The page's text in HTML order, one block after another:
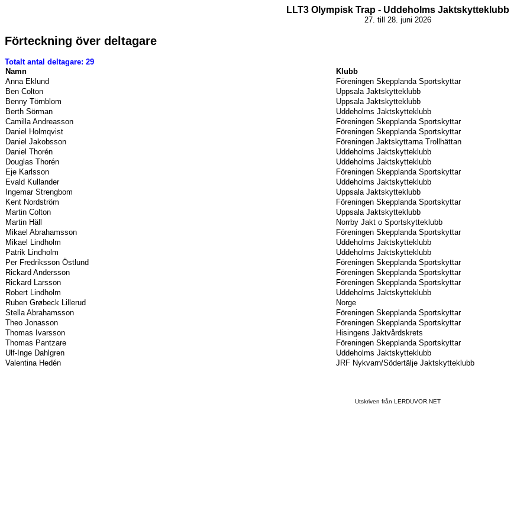
LLT3 Olympisk Trap - Uddeholms Jaktskytteklubb
27. till 28. juni 2026
Förteckning över deltagare
Totalt antal deltagare: 29
Namn
Klubb
Anna Eklund
Föreningen Skepplanda Sportskyttar
Ben Colton
Uppsala Jaktskytteklubb
Benny Törnblom
Uppsala Jaktskytteklubb
Berth Sörman
Uddeholms Jaktskytteklubb
Camilla Andreasson
Föreningen Skepplanda Sportskyttar
Daniel Holmqvist
Föreningen Skepplanda Sportskyttar
Daniel Jakobsson
Föreningen Jaktskyttarna Trollhättan
Daniel Thorén
Uddeholms Jaktskytteklubb
Douglas Thorén
Uddeholms Jaktskytteklubb
Eje Karlsson
Föreningen Skepplanda Sportskyttar
Evald Kullander
Uddeholms Jaktskytteklubb
Ingemar Strengbom
Uppsala Jaktskytteklubb
Kent Nordström
Föreningen Skepplanda Sportskyttar
Martin Colton
Uppsala Jaktskytteklubb
Martin Häll
Norrby Jakt o Sportskytteklubb
Mikael Abrahamsson
Föreningen Skepplanda Sportskyttar
Mikael Lindholm
Uddeholms Jaktskytteklubb
Patrik Lindholm
Uddeholms Jaktskytteklubb
Per Fredriksson Östlund
Föreningen Skepplanda Sportskyttar
Rickard Andersson
Föreningen Skepplanda Sportskyttar
Rickard Larsson
Föreningen Skepplanda Sportskyttar
Robert Lindholm
Uddeholms Jaktskytteklubb
Ruben Grøbeck Lillerud
Norge
Stella Abrahamsson
Föreningen Skepplanda Sportskyttar
Theo Jonasson
Föreningen Skepplanda Sportskyttar
Thomas Ivarsson
Hisingens Jaktvårdskrets
Thomas Pantzare
Föreningen Skepplanda Sportskyttar
Ulf-Inge Dahlgren
Uddeholms Jaktskytteklubb
Valentina Hedén
JRF Nykvarn/Södertälje Jaktskytteklubb
Utskriven från LERDUVOR.NET